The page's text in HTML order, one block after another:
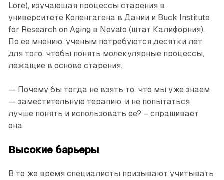
Lore), изучающая процессы старения в
университете Копенгагена в Дании и Buck Institute
for Research on Aging в Novato (штат Калифорния).
По ее мнению, ученым потребуются десятки лет
для того, чтобы понять молекулярные процессы,
лежащие в основе старения.
— Почему бы тогда не взять то, что мы уже знаем
— заместительную терапию, и не попытаться
лучше понять и использовать ее? – спрашивает
она.
Высокие барьеры
В то же время специалисты призывают учитывать